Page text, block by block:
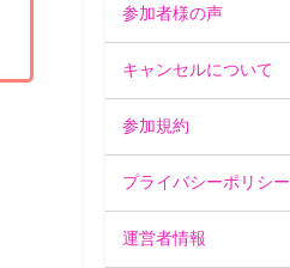
参加者様の声
キャンセルについて
参加規約
プライバシーポリシー
運営者情報